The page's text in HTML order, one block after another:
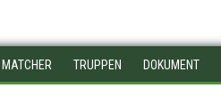
MATCHER TRUPPEN DOKUMENT